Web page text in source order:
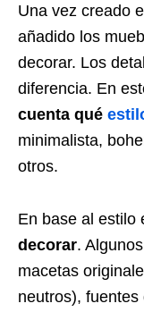
Una vez creado
añadido los
decorar. Los
diferencia. En
cuenta qué
minimalista,
otros.
En base al estilo
decorar.
macetas
neutros),